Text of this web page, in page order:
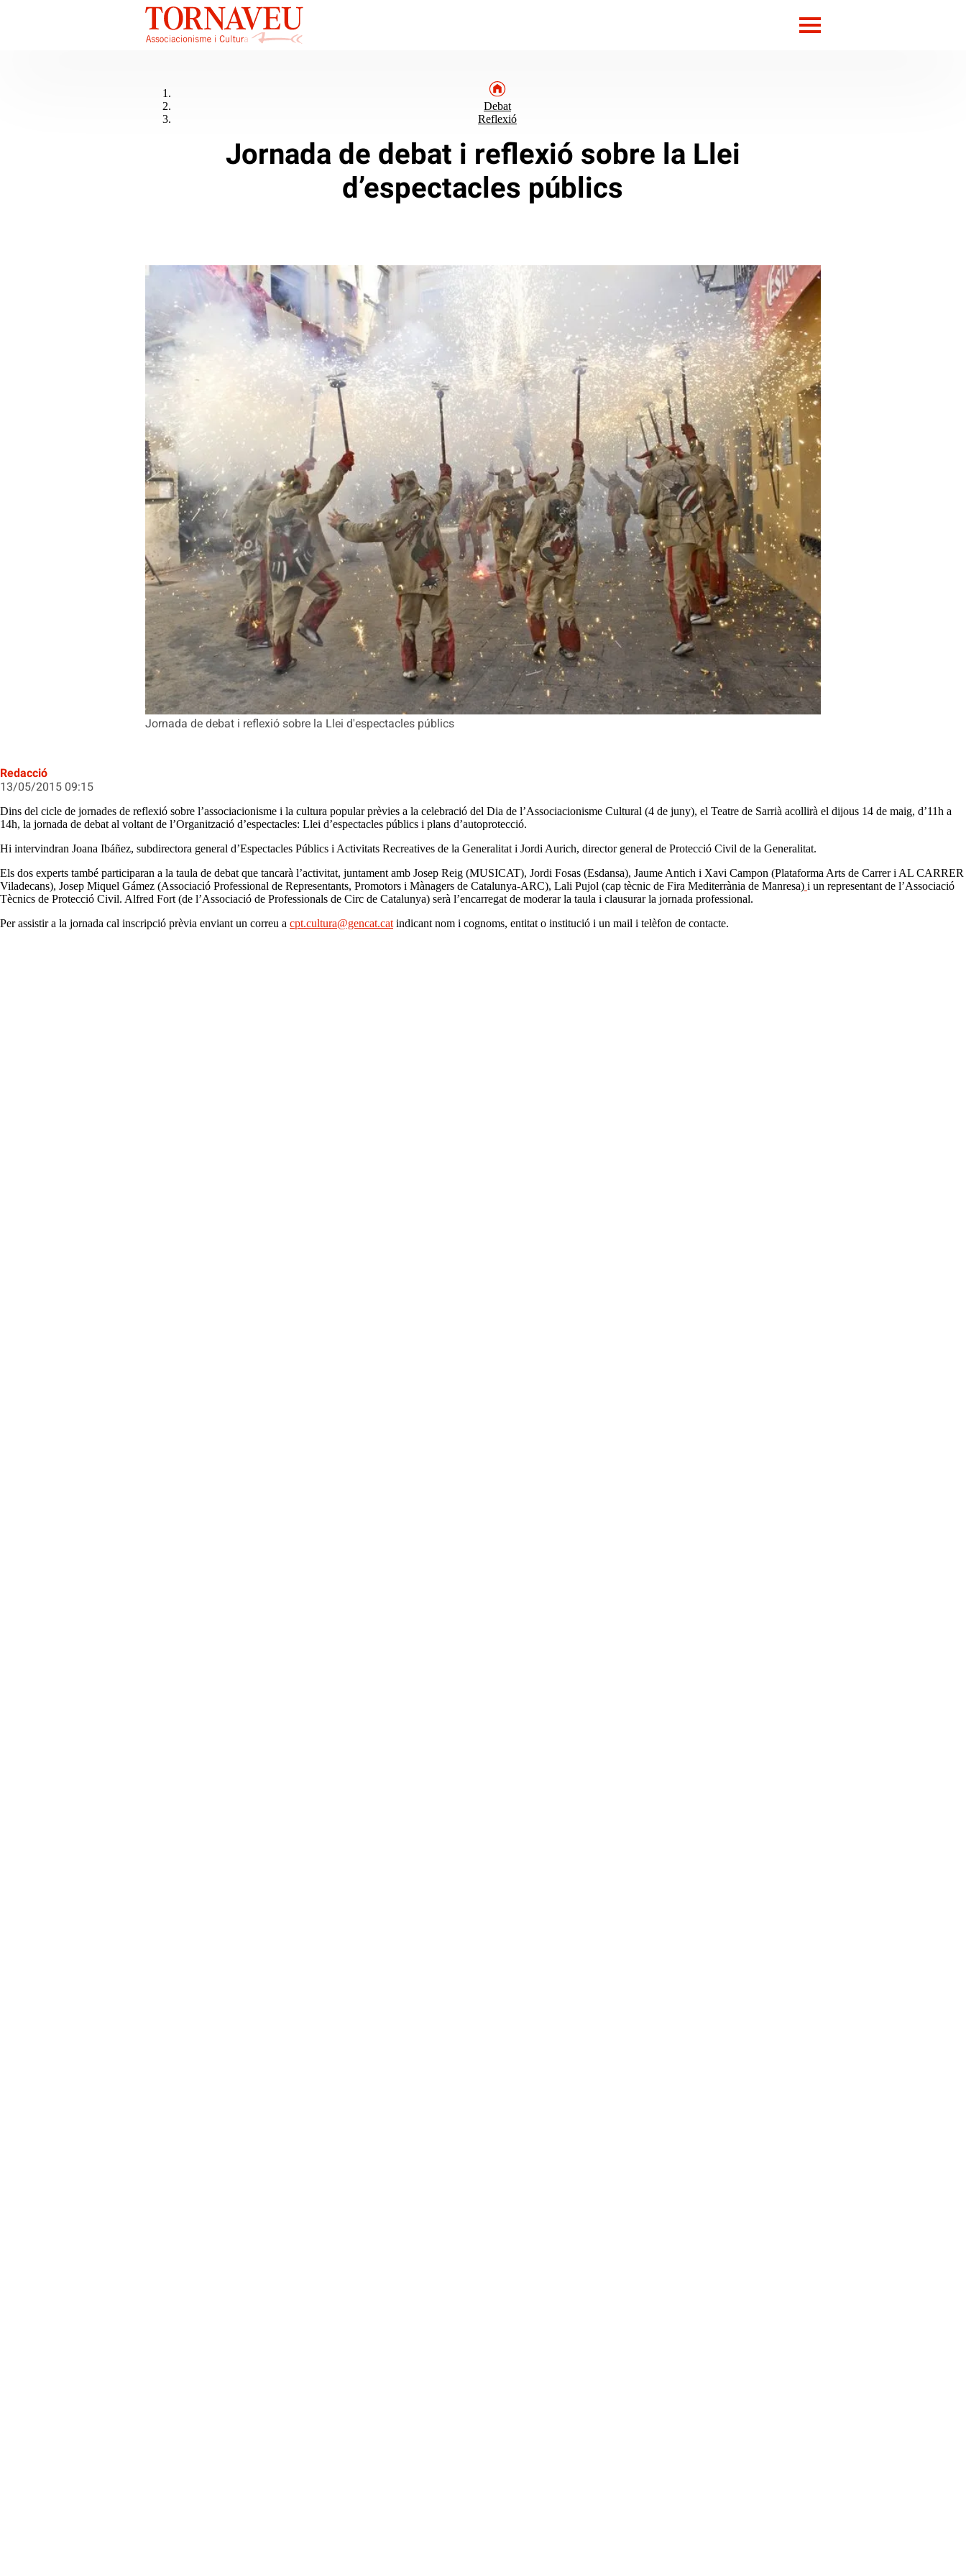
Jornada de debat i reflexió sobre la Llei d'espectacles públics
Debat
Reflexió
Jornada de debat i reflexió sobre la Llei
d’espectacles públics
Redacció
13/05/2015 09:15
Dins del cicle de jornades de reflexió sobre l’associacionisme i la cultura popular prèvies a la celebració del Dia de l’Associacionisme Cultural (4 de juny), el Teatre de Sarrià acollirà el dijous 14 de maig, d’11h a
14h, la jornada de debat al voltant de l’Organització d’espectacles: Llei d’espectacles públics i plans d’autoprotecció.
Hi intervindran Joana Ibáñez, subdirectora general d’Espectacles Públics i Activitats Recreatives de la Generalitat i Jordi Aurich, director general de Protecció Civil de la Generalitat.
Els dos experts també participaran a la taula de debat que tancarà l’activitat, juntament amb Josep Reig (MUSICAT), Jordi Fosas (Esdansa), Jaume Antich i Xavi Campon (Plataforma Arts de Carrer i AL CARRER
Viladecans), Josep Miquel Gámez (Associació Professional de Representants, Promotors i Mànagers de Catalunya-ARC), Lali Pujol (cap tècnic de Fira Mediterrània de Manresa) i un representant de l’Associació
Tècnics de Protecció Civil. Alfred Fort (de l’Associació de Professionals de Circ de Catalunya) serà l’encarregat de moderar la taula i clausurar la jornada professional.
Per assistir a la jornada cal inscripció prèvia enviant un correu a cpt.cultura@gencat.cat indicant nom i cognoms, entitat o institució i un mail i telèfon de contacte.